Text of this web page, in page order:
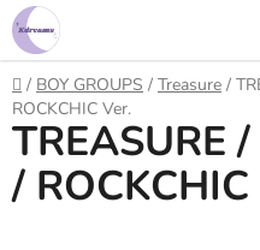
Prejsť
na
obsah
Domov
/ BOY GROUPS / Treasure /
ROCKCHIC Ver.
TREASURE
/ ROCKCHIC